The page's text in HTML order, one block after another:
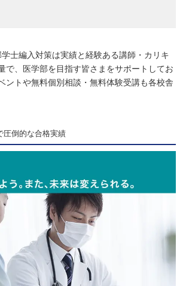
士編入対策は実績と経験ある講師・カリキ
で、医学部を目指す皆さまをサポートしてお
ントや無料個別相談・無料体験受講も各校舎
圧倒的な合格実績